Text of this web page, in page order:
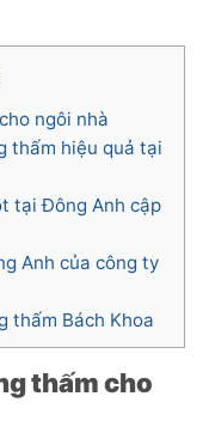
ngôi nhà
thấm hiệu quả tại
tại Đông Anh cập
Anh của công ty
thấm Bách Khoa
thấm cho